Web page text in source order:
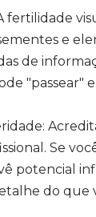
fertilidade
e
de
"passear"
Se
potencial
do que